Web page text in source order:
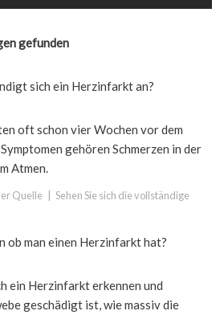
gefunden
sich ein Herzinfarkt an?
oft schon vier Wochen vor dem
gehören Schmerzen in der
Atmen.
Quelle Sehen Sie sich die vollständige
ob man einen Herzinfarkt hat?
ein Herzinfarkt erkennen und
geschädigt ist, wie massiv die